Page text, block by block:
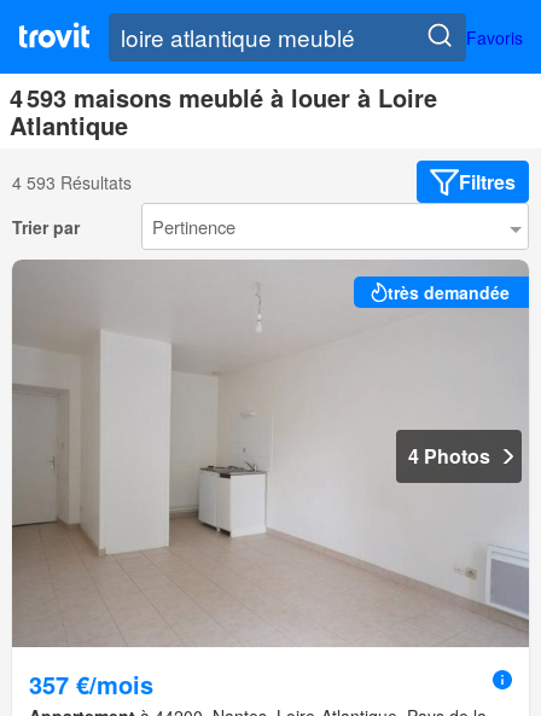
Favoris
4 593 maisons meublé à louer à Loire
Atlantique
4 593 Résultats Filtres
Trier par
très demandée
4 Photos
357 €/mois